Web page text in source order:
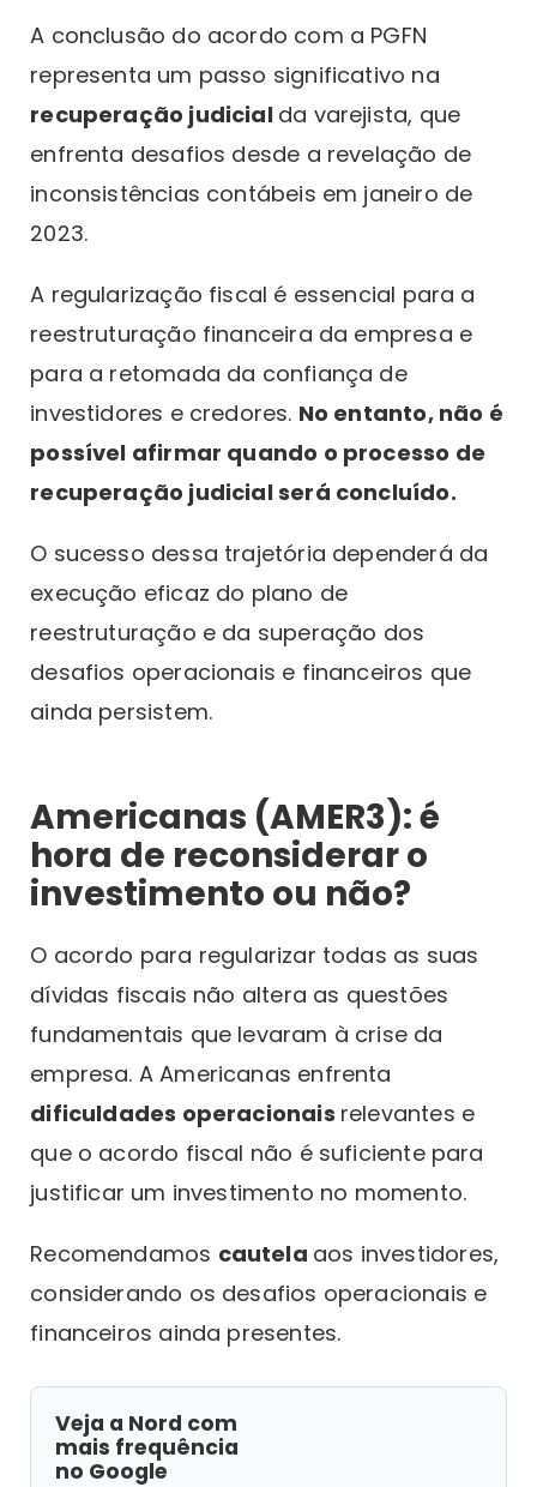
A conclusão do acordo com a PGFN
representa um passo significativo na
recuperação judicial da varejista, que
enfrenta desafios desde a revelação de
inconsistências contábeis em janeiro de
2023.
A regularização fiscal é essencial para a
reestruturação financeira da empresa e
para a retomada da confiança de
investidores e credores. No entanto, não é
possível afirmar quando o processo de
recuperação judicial será concluído.
O sucesso dessa trajetória dependerá da
execução eficaz do plano de
reestruturação e da superação dos
desafios operacionais e financeiros que
ainda persistem.
Americanas (AMER3): é
hora de reconsiderar o
investimento ou não?
O acordo para regularizar todas as suas
dívidas fiscais não altera as questões
fundamentais que levaram à crise da
empresa. A Americanas enfrenta
dificuldades operacionais relevantes e
que o acordo fiscal não é suficiente para
justificar um investimento no momento.
Recomendamos cautela aos investidores,
considerando os desafios operacionais e
financeiros ainda presentes.
Veja a Nord com
mais frequência
no Google